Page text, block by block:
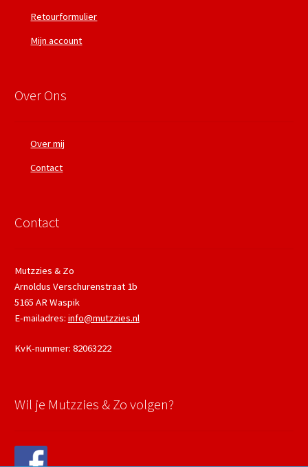
Retourformulier
Mijn account
Over Ons
Over mij
Contact
Contact
Mutzzies & Zo
Arnoldus Verschurenstraat 1b
5165 AR Waspik
E-mailadres: info@mutzzies.nl
KvK-nummer: 82063222
Wil je Mutzzies & Zo volgen?